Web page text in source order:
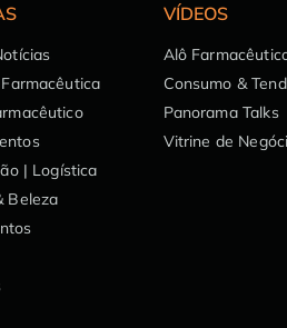
| Logística
Beleza
VÍDEOS
Alô
Consumo &
Panorama Talks
Vitrine de